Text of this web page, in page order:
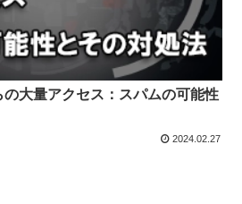
大量アクセス：スパムの可能性
2024.02.27